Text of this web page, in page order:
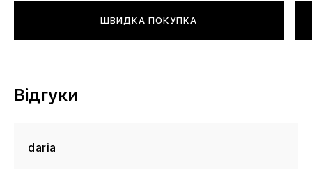
ШВИДКА ПОКУПКА
Відгуки
daria